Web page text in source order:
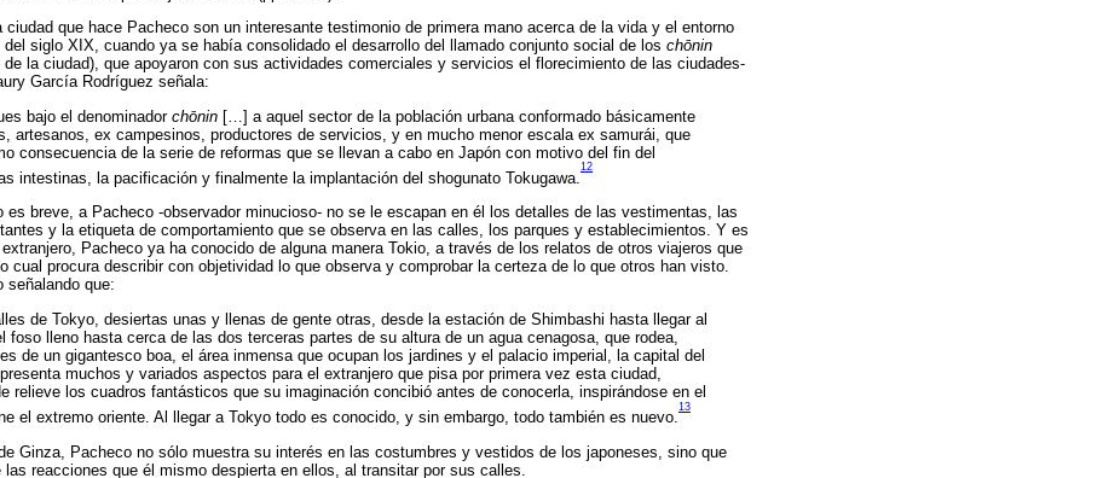
ciudad que hace Pacheco son un interesante testimonio de primera mano acerca de la vida y el entorno
siglo XIX, cuando ya se había consolidado el desarrollo del llamado conjunto social de los chōnin
la ciudad), que apoyaron con sus actividades comerciales y servicios el florecimiento de las ciudades-
García Rodríguez señala:
bajo el denominador chōnin […] a aquel sector de la población urbana conformado básicamente
artesanos, ex campesinos, productores de servicios, y en mucho menor escala ex samurái, que
consecuencia de la serie de reformas que se llevan a cabo en Japón con motivo del fin del
intestinas, la pacificación y finalmente la implantación del shogunato Tokugawa.
12
es breve, a Pacheco -observador minucioso- no se le escapan en él los detalles de las vestimentas, las
y la etiqueta de comportamiento que se observa en las calles, los parques y establecimientos. Y es
Pacheco ya ha conocido de alguna manera Tokio, a través de los relatos de otros viajeros que
cual procura describir con objetividad lo que observa y comprobar la certeza de lo que otros han visto.
señalando que:
de Tokyo, desiertas unas y llenas de gente otras, desde la estación de Shimbashi hasta llegar al
foso lleno hasta cerca de las dos terceras partes de su altura de un agua cenagosa, que rodea,
de un gigantesco boa, el área inmensa que ocupan los jardines y el palacio imperial, la capital del
muchos y variados aspectos para el extranjero que pisa por primera vez esta ciudad,
relieve los cuadros fantásticos que su imaginación concibió antes de conocerla, inspirándose en el
el extremo oriente. Al llegar a Tokyo todo es conocido, y sin embargo, todo también es nuevo.
13
Ginza, Pacheco no sólo muestra su interés en las costumbres y vestidos de los japoneses, sino que
reacciones que él mismo despierta en ellos, al transitar por sus calles.